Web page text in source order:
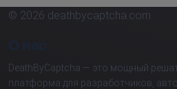
© 2026 deathbycaptcha.com
DeathByCaptcha — это мощный
платформа для разработчиков,